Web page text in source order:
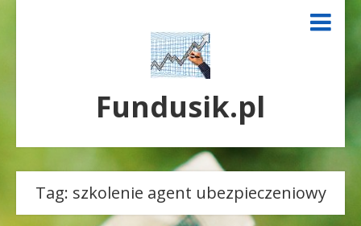
Fundusik.pl
Tag: szkolenie agent ubezpieczeniowy